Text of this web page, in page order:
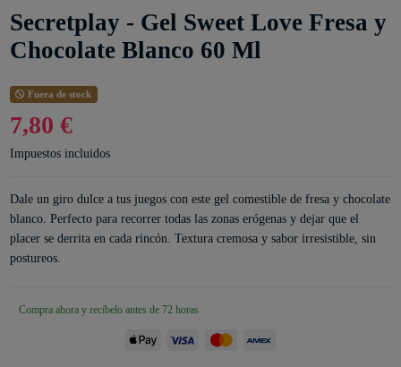
Secretplay - Gel Sweet Love Fresa y
Chocolate Blanco 60 Ml
Fuera de stock
7,80 €
Impuestos incluidos
Dale un giro dulce a tus juegos con este gel comestible de fresa y chocolate
blanco. Perfecto para recorrer todas las zonas erógenas y dejar que el
placer se derrita en cada rincón. Textura cremosa y sabor irresistible, sin
postureos.
Compra ahora y recíbelo antes de 72 horas